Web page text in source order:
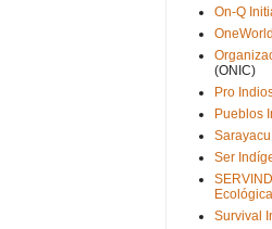
On-Q
(ONIC)
Pro
Pueblos
Sarayacu
Ser
Survival